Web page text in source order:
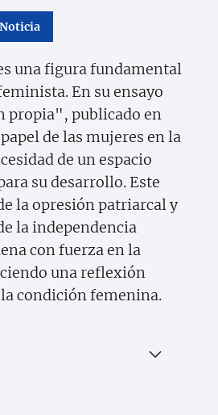
una figura fundamental
En su ensayo
propia", publicado en
de las mujeres en la
de un espacio
su desarrollo. Este
la opresión patriarcal y
la independencia
con fuerza en la
una reflexión
condición femenina.